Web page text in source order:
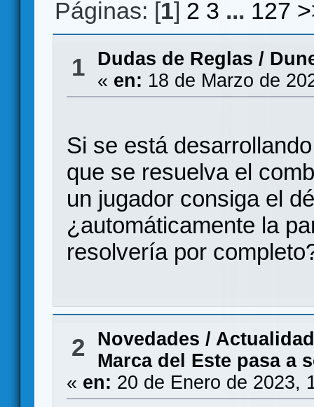
Páginas: [1] 2 3 ... 127
1 Dudas de Reglas /
« en: 18 de Marzo de
Si se está
que se resuelva el
un jugador consiga el
¿automáticamente la
resolvería por
2
Novedades / Actualidad
Marca del Este pasa a
« en: 20 de Enero de 2023,